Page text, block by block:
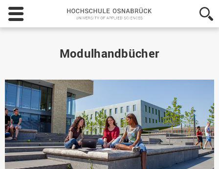
Hochschule
Osnabrück
-
Modulhandbücher